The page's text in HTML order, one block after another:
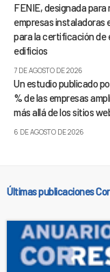
FENIE, designada
empresas instaladoras
para la certificación de
edificios
7 DE AGOSTO DE 2026
Un estudio publicado
% de las empresas
más allá de los sitios
6 DE AGOSTO DE 2026
Últimas publicaciones